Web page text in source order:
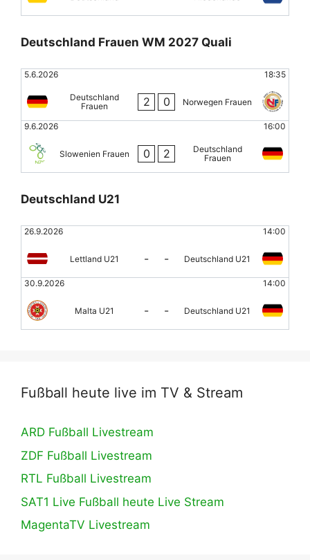
Deutschland Frauen WM 2027 Quali
5.6.2026 18:35
Deutschland
Frauen
2 0 Norwegen Frauen
9.6.2026 16:00
Slowenien Frauen 0 2
Deutschland
Frauen
Deutschland U21
26.9.2026 14:00
Lettland U21 - - Deutschland U21
30.9.2026 14:00
Malta U21 - - Deutschland U21
Fußball heute live im TV & Stream
ARD Fußball Livestream
ZDF Fußball Livestream
RTL Fußball Livestream
SAT1 Live Fußball heute Live Stream
MagentaTV Livestream